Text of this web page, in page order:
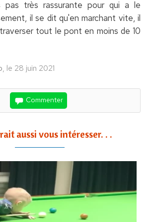
pas très rassurante pour qui a le
il se dit qu'en marchant vite, il
tout le pont en moins de 10
, le 28 juin 2021
Commenter
aussi vous intéresser. . .